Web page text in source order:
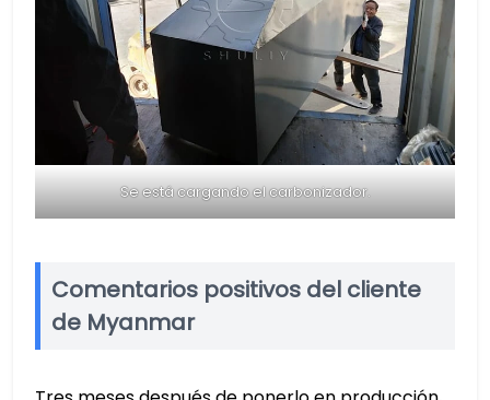
Se está cargando el carbonizador.
Comentarios positivos del cliente
de Myanmar